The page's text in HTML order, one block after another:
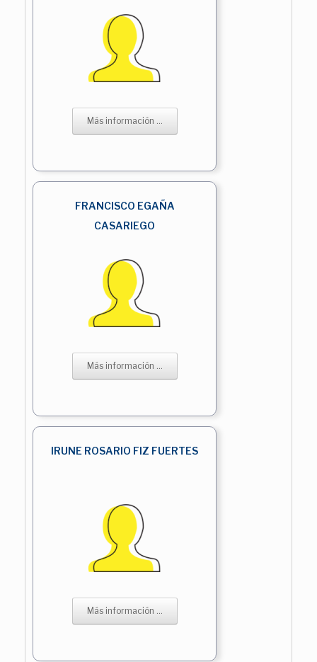
Más información ...
FRANCISCO EGAÑA
CASARIEGO
Más información ...
IRUNE ROSARIO FIZ FUERTES
Más información ...